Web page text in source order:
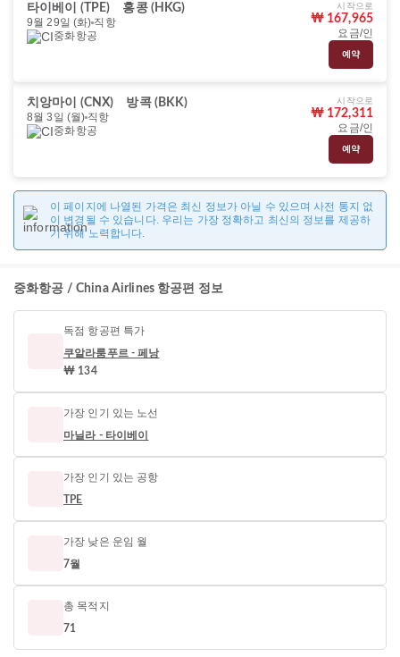
타이베이 (TPE)
홍콩 (HKG)
9월 29일 (화) 직항
중화항공
시작으로
₩ 167,965
요금/인
예약
치앙마이 (CNX)
방콕 (BKK)
8월 3일 (월) 직항
중화항공
시작으로
₩ 172,311
요금/인
예약
이 페이지에 나열된 가격은 최신 정보가 아닐 수 있으며 사전 통지 없
이 변경될 수 있습니다. 우리는 가장 정확하고 최신의 정보를 제공하
기 위해 노력합니다.
중화항공 / China Airlines 항공편 정보
독점 항공편 특가
쿠알라룸푸르 - 페낭
₩ 134
가장 인기 있는 노선
마닐라 - 타이베이
가장 인기 있는 공항
TPE
가장 낮은 운임 월
7월
총 목적지
71